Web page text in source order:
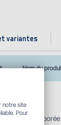
variantes
Nom du
bien
notre site
Pour